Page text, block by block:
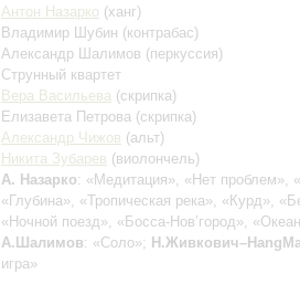
Антон Назарко (ханг)
Владимир Шубин (контрабас)
Александр Шалимов (перкуссия)
Струнный квартет
Вера Васильева (скрипка)
Елизавета Петрова (скрипка)
Александр Чижов (альт)
Никита Зубарев (виолончель)
А. Назарко: «Медитация», «Нет проблем»,
«Глубина», «Тропическая река», «Курд»,
«Ночной поезд», «Босса-Нов’город»,
А.Шалимов: «Соло»;
игра»